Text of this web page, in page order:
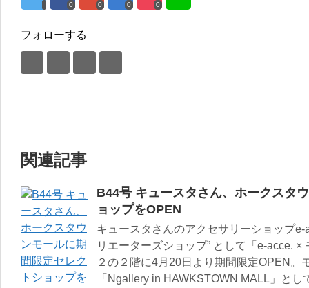
0 0 0 0
フォローする
関連記事
B44号 キュースタさん、ホークスタ
ョップをOPEN
キュースタさんのアクセサリーショップ
リエーターズショップ” として「e-acce.
２の２階に4月20日より期間限定OPEN。
「Ngallery in HAWKSTOWN MALL」と